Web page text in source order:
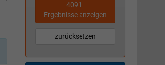
4091
Ergebnisse anzeigen
zurücksetzen